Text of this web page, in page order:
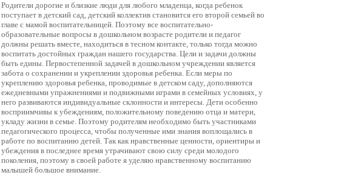
Родители дорогие и близкие люди для любого младенца, когда ребенок
поступает в детский сад, детский коллектив становится его второй семьей во
главе с мамой воспитательницей. Поэтому все воспитательно-
образовательные вопросы в дошкольном возрасте родители и педагог
должны решать вместе, находиться в тесном контакте, только тогда можно
воспитать достойных граждан нашего государства. Цели и задачи должны
быть едины. Первостепенной задачей в дошкольном учреждении является
забота о сохранении и укреплении здоровья ребенка. Если меры по
укреплению здоровья ребенка, проводимые в детском саду, дополняются
ежедневными упражнениями и подвижными играми в семейных условиях, у
него развиваются индивидуальные склонности и интересы. Дети особенно
восприимчивы к убеждениям, положительному поведению отца и матери,
укладу жизни в семье. Поэтому родителям необходимо быть участниками
педагогического процесса, чтобы полученные ими знания воплощались в
работе по воспитанию детей. Так как нравственные ценности, ориентиры и
убеждения в последнее время утрачивают свою силу среди молодого
поколения, поэтому в своей работе я уделяю нравственному воспитанию
малышей большое внимание.